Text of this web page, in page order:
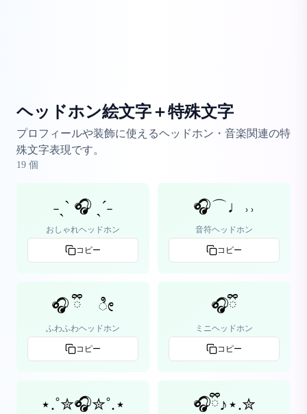
ヘッドホン絵文字＋特殊文字
プロフィールや装飾に使えるヘッドホン・音楽関連の特
殊文字表現です。
19 個
˗ˏˋ 🎧 ˎˊ˗
おしゃれヘッドホン
コピー
🎧⌒♩˒˒
音符ヘッドホン
コピー
🎧 ྀི ೀ
ふわふわヘッドホン
コピー
🎧ྀི
ミニヘッドホン
コピー
⋆.˚✮🎧✮˚.⋆ 🎧ྀི♪⋆.✮